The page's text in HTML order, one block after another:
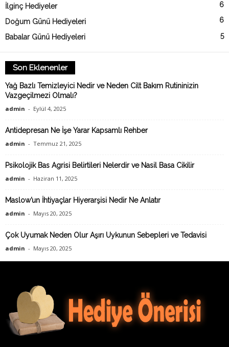
İlginç Hediyeler 6
Doğum Günü Hediyeleri 6
Babalar Günü Hediyeleri 5
Son Eklenenler
Yağ Bazlı Temizleyici Nedir ve Neden Cilt Bakım Rutininizin
Vazgeçilmezi Olmalı?
admin - Eylül 4, 2025
Antidepresan Ne İşe Yarar Kapsamlı Rehber
admin - Temmuz 21, 2025
Psikolojik Bas Agrisi Belirtileri Nelerdir ve Nasil Basa Cikilir
admin - Haziran 11, 2025
Maslow’un İhtiyaçlar Hiyerarşisi Nedir Ne Anlatır
admin - Mayıs 20, 2025
Çok Uyumak Neden Olur Aşırı Uykunun Sebepleri ve Tedavisi
admin - Mayıs 20, 2025